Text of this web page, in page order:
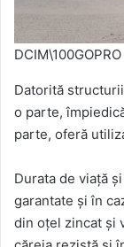
DCIM\100GOPRO
Datorită
o parte,
parte, oferă
Durata de viață
garantate și în
din oțel zincat și